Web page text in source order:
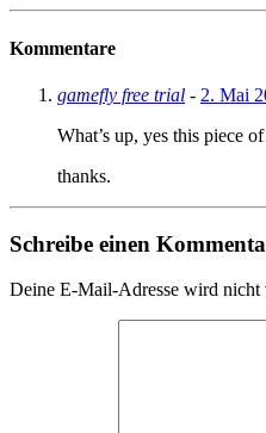
Kommentare
gamefly free trial - 2. Mai
What’s up, yes this piece
thanks.
Schreibe einen
Deine E-Mail-Adresse wird nicht